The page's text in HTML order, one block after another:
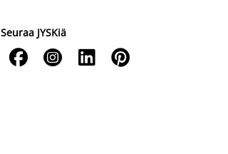
Seuraa JYSKiä
   